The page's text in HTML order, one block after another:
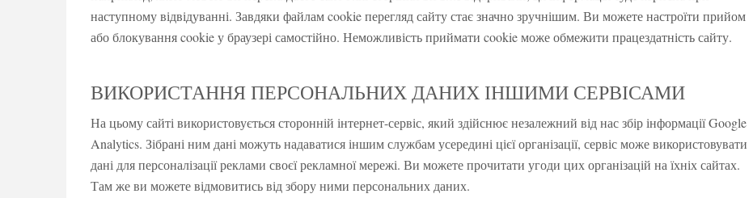
наступному відвідуванні. Завдяки файлам cookie перегляд сайту стає значно зручнішим. Ви можете настроїти прийом
або блокування cookie у браузері самостійно. Неможливість приймати cookie може обмежити працездатність сайту.
ВИКОРИСТАННЯ ПЕРСОНАЛЬНИХ ДАНИХ ІНШИМИ СЕРВІСАМИ
На цьому сайті використовується сторонній інтернет-сервіс, який здійснює незалежний від нас збір інформації Google
Analytics. Зібрані ним дані можуть надаватися іншим службам усередині цієї організації, сервіс може використовувати
дані для персоналізації реклами своєї рекламної мережі. Ви можете прочитати угоди цих організацій на їхніх сайтах.
Там же ви можете відмовитись від збору ними персональних даних.